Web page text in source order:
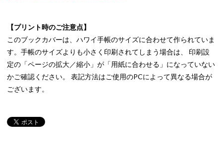
【プリント時のご注意点】
このブックカバーは、ハワイ手帳のサイズに合わせて作られていま
す。手帳のサイズよりも小さく印刷されてしまう場合は、 印刷設
定の「ページの拡大／縮小」が「用紙に合わせる」になっていない
かご確認ください。 表記方法はご使用のPCによって異なる場合が
ございます。